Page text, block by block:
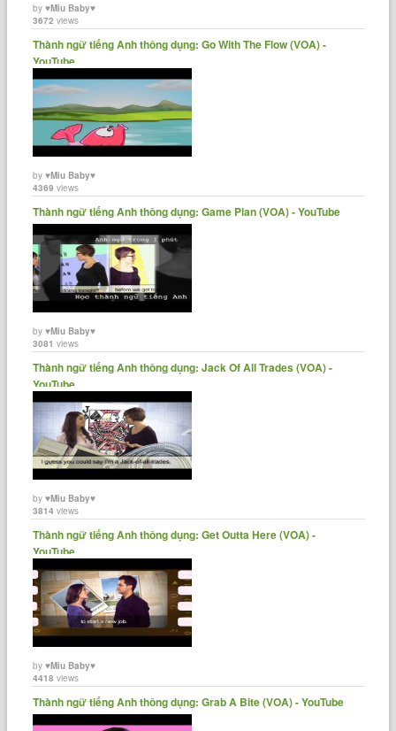
by♥Miu Baby♥
3672 views
Thành ngữ tiếng Anh thông dụng: Go With The Flow (VOA) -
YouTube
by♥Miu Baby♥
4369 views
Thành ngữ tiếng Anh thông dụng: Game Plan (VOA) - YouTube
by♥Miu Baby♥
3081 views
Thành ngữ tiếng Anh thông dụng: Jack Of All Trades (VOA) -
YouTube
by♥Miu Baby♥
3814 views
Thành ngữ tiếng Anh thông dụng: Get Outta Here (VOA) -
YouTube
by♥Miu Baby♥
4418 views
Thành ngữ tiếng Anh thông dụng: Grab A Bite (VOA) - YouTube